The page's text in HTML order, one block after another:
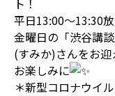
ト！
平日13:00〜13:30
金曜日の「渋谷講
(すみか)さんをお迎
お楽しみに
＊新型コロナウイ